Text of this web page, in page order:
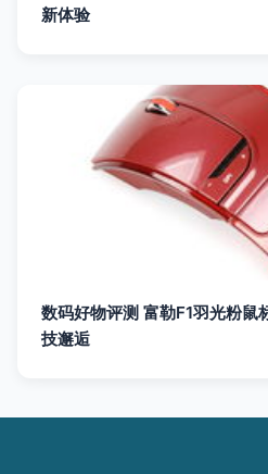
新体验
数码好物评测 富勒F1羽光粉鼠
技邂逅